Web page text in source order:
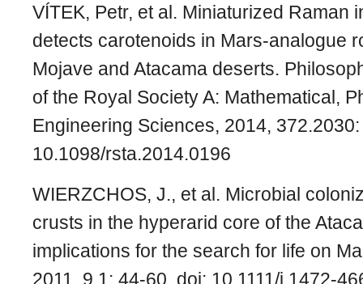
VÍTEK, Petr, et al. Miniaturized Raman
detects carotenoids in Mars-analogue
Mojave and Atacama deserts.
of the Royal Society A: Mathematical,
Engineering Sciences, 2014,
10.1098/rsta.2014.0196
WIERZCHOS, J., et al. Microbial
crusts in the hyperarid core of the
implications for the search for life on
2011, 9.1: 44-60. doi: 10.1111/j.1472-